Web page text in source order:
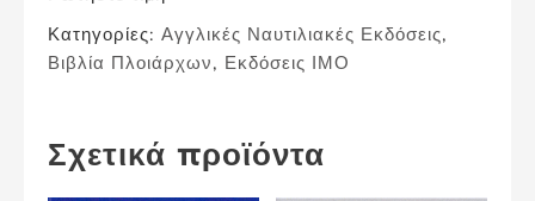
Κατηγορίες: Αγγλικές Ναυτιλιακές Εκδόσεις,
Βιβλία Πλοιάρχων, Εκδόσεις ΙΜΟ
Σχετικά προϊόντα